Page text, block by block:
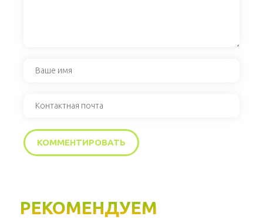
РЕКОМЕНДУЕМ